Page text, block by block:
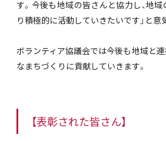
す。今後も地域の皆さんと協力し、地
り積極的に活動していきたいです」と意
ボランティア協議会では今後も地域と連
なまちづくりに貢献していきます。
【表彰された皆さん】